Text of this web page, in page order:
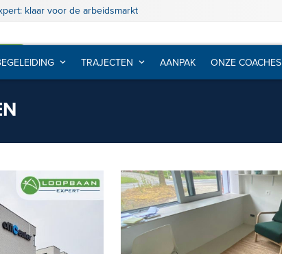
klaar voor de arbeidsmarkt
TRAJECTEN AANPAK ONZE COACHES